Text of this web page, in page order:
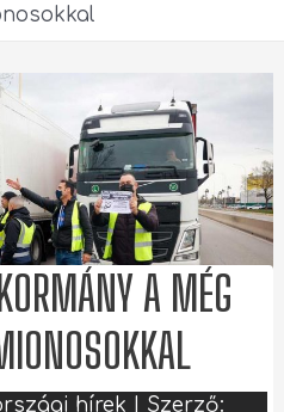
A MÉG
hírek | Szerző: